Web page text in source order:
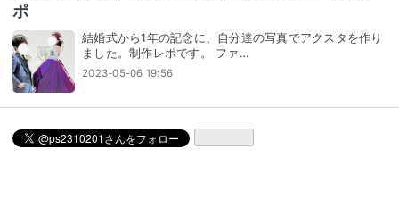
ポ
結婚式から1年の記念に、自分達の写真でアクスタを作り
ました。制作レポです。 ファ…
2023-05-06 19:56